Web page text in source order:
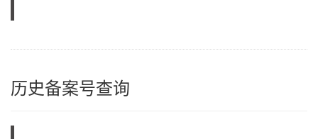
历史备案号查询